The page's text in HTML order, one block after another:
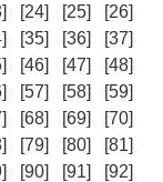
[24] [25]
[26]
[35] [36]
[37]
[46] [47]
[48]
[57] [58]
[59]
[68] [69]
[70]
[79] [80]
[81]
[90] [91]
[92]